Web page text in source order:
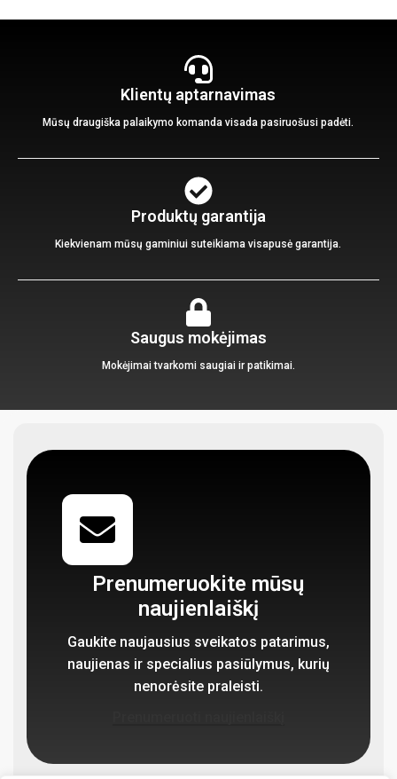
Klientų aptarnavimas
Mūsų draugiška palaikymo komanda visada pasiruošusi padėti.
Produktų garantija
Kiekvienam mūsų gaminiui suteikiama visapusė garantija.
Saugus mokėjimas
Mokėjimai tvarkomi saugiai ir patikimai.
Prenumeruokite mūsų
naujienlaiškį
Gaukite naujausius sveikatos patarimus,
naujienas ir specialius pasiūlymus, kurių
nenorėsite praleisti.